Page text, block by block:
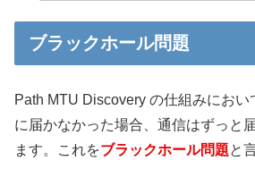
ブラックホール問題
Path MTU Discovery の仕組みにおい
に届かなかった場合、通信はずっと
ます。これをブラックホール問題と